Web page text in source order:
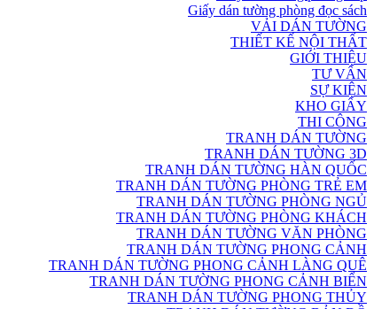
Giấy dán tường phòng đọc sách
VẢI DÁN TƯỜNG
THIẾT KẾ NỘI THẤT
GIỚI THIỆU
TƯ VẤN
SỰ KIỆN
KHO GIẤY
THI CÔNG
TRANH DÁN TƯỜNG
TRANH DÁN TƯỜNG 3D
TRANH DÁN TƯỜNG HÀN QUỐC
TRANH DÁN TƯỜNG PHÒNG TRẺ EM
TRANH DÁN TƯỜNG PHÒNG NGỦ
TRANH DÁN TƯỜNG PHÒNG KHÁCH
TRANH DÁN TƯỜNG VĂN PHÒNG
TRANH DÁN TƯỜNG PHONG CẢNH
TRANH DÁN TƯỜNG PHONG CẢNH LÀNG QUÊ
TRANH DÁN TƯỜNG PHONG CẢNH BIỂN
TRANH DÁN TƯỜNG PHONG THỦY